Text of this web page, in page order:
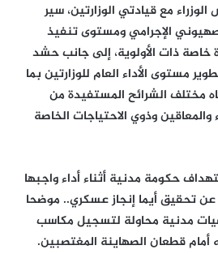
مع قيادتي الوزارتين، سير
الإجرامي ومستوى تنفيذ
خاصة ذات الأولوية، إلى جانب حشد
مستوى الأداء العام للوزارتين بما
مختلف الشرائح المستفيدة من
وذوي الاحتياجات الخاصة
حكومة مدنية أثناء أداء واجبها
تحقيق أيما إنجاز عسكري.. موضحا
مدنية محاولة لتسجيل مكاسب
أمام قطعان الصهاينة المغتصبين.